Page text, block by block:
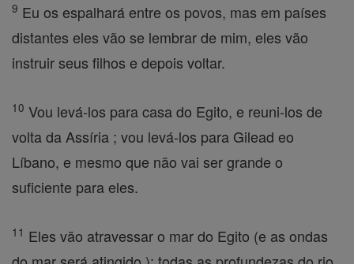
9 Eu os espalhará entre os povos, mas em países
distantes eles vão se lembrar de mim, eles vão
instruir seus filhos e depois voltar.
10 Vou levá-los para casa do Egito, e reuni-los de
volta da Assíria ; vou levá-los para Gilead eo
Líbano, e mesmo que não vai ser grande o
suficiente para eles.
11 Eles vão atravessar o mar do Egito (e as ondas